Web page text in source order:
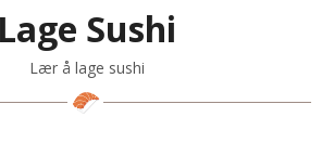
Lage Sushi
Lær å lage sushi